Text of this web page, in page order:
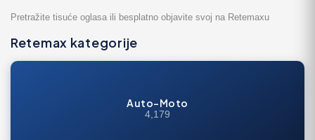
Pretražite tisuće oglasa ili besplatno objavite svoj na Retemaxu
Retemax kategorije
Auto-Moto
4,179